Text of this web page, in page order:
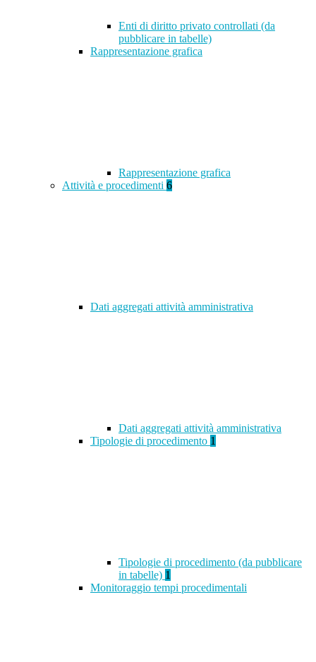
Enti di diritto privato controllati (da
pubblicare in tabelle)
Rappresentazione grafica
Rappresentazione grafica
Attività e procedimenti 6
Dati aggregati attività amministrativa
Dati aggregati attività amministrativa
Tipologie di procedimento 1
Tipologie di procedimento (da pubblicare
in tabelle) 1
Monitoraggio tempi procedimentali